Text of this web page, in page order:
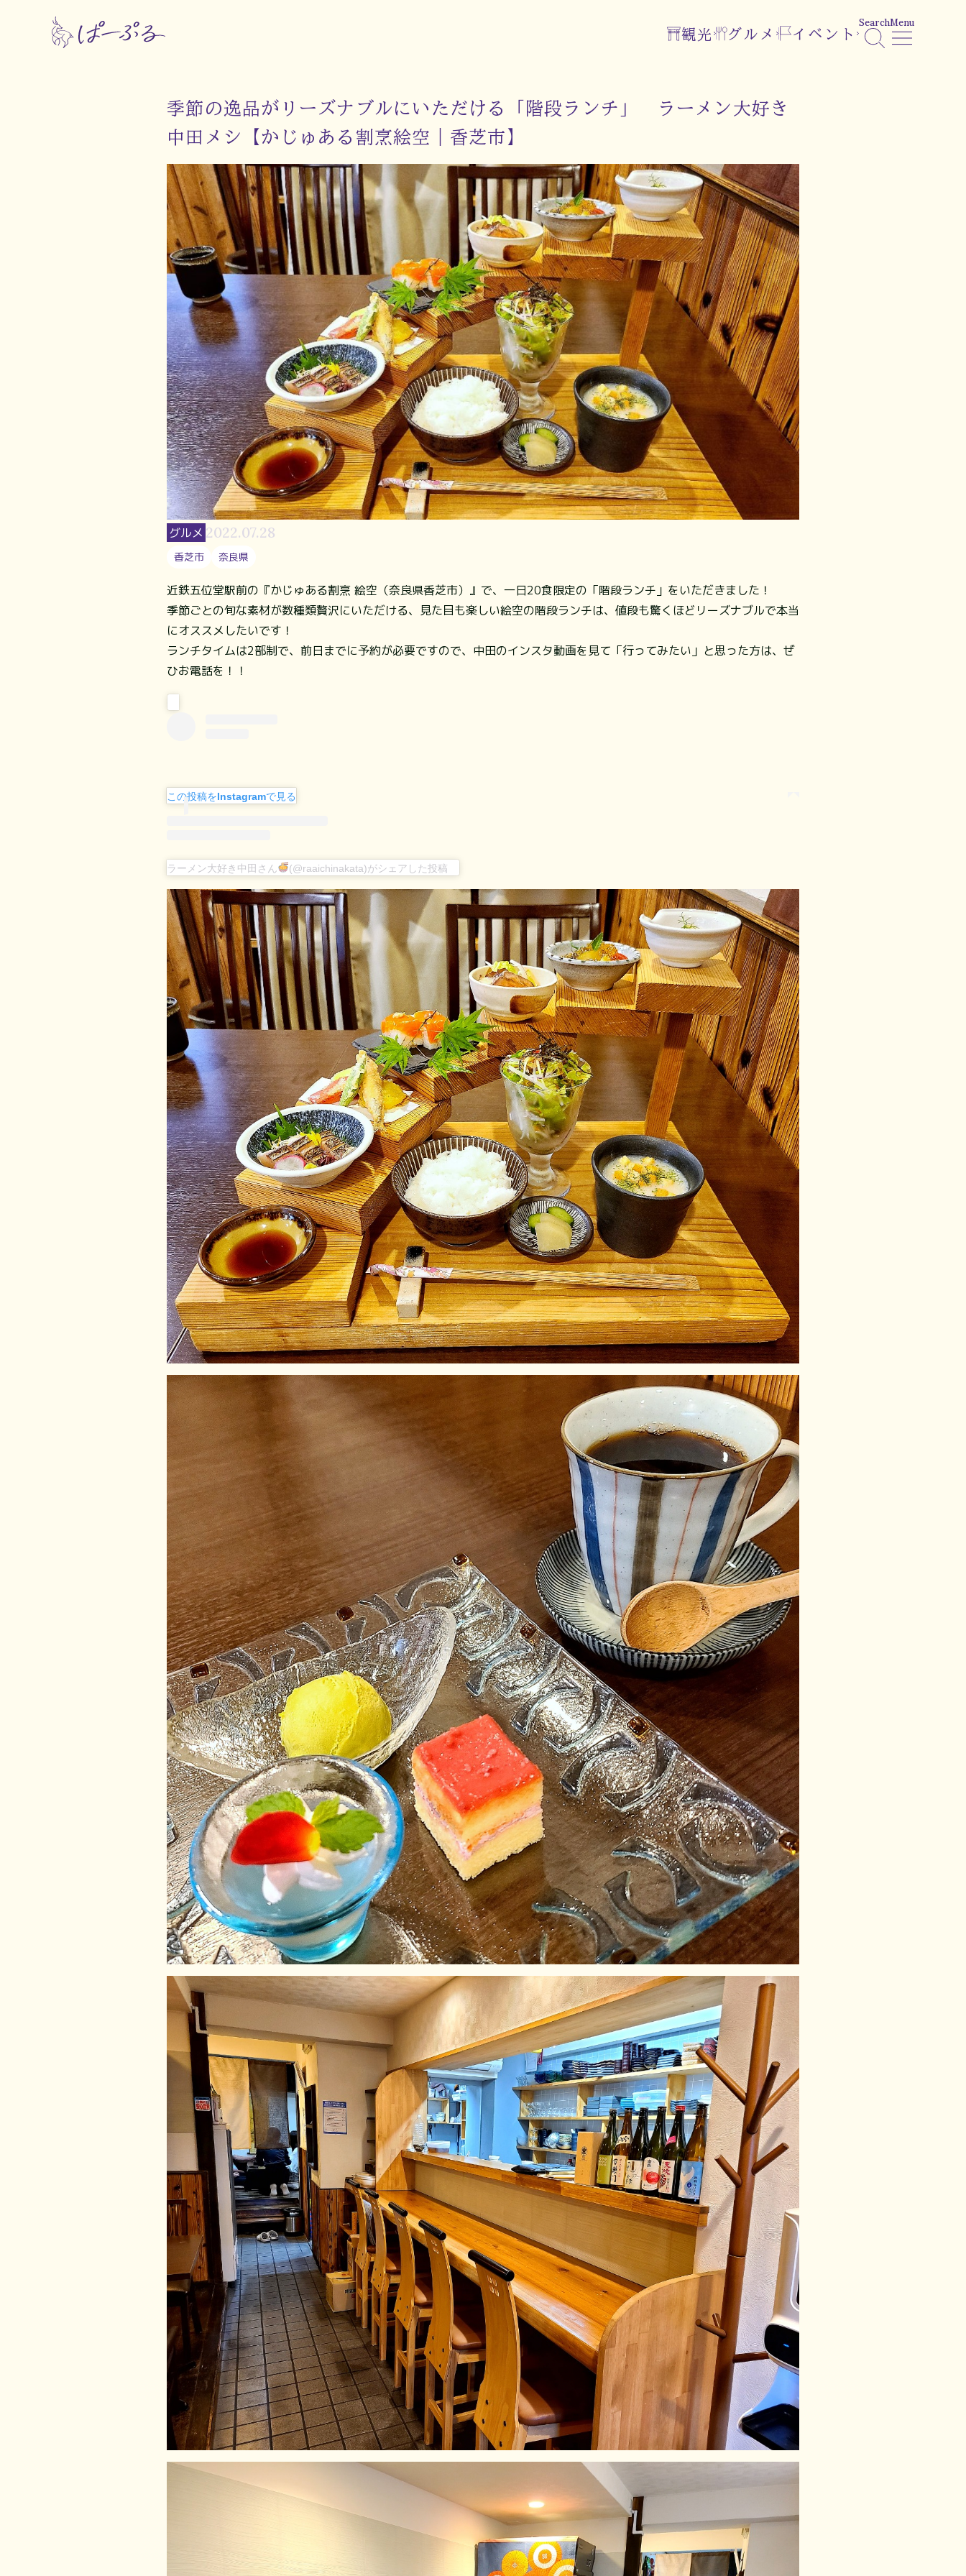
観光 グルメ イベント
SearchMenu
季節の逸品がリーズナブルにいただける「階段ランチ」 ラーメン大好き
中田メシ【かじゅある割烹絵空｜香芝市】
グルメ 2022.07.28
香芝市 奈良県
近鉄五位堂駅前の『かじゅある割烹 絵空（奈良県香芝市）』で、一日20食限定の「階段ランチ」をいただきました！
季節ごとの旬な素材が数種類贅沢にいただける、見た目も楽しい絵空の階段ランチは、値段も驚くほどリーズナブルで本当
にオススメしたいです！
ランチタイムは2部制で、前日までに予約が必要ですので、中田のインスタ動画を見て「行ってみたい」と思った方は、ぜ
ひお電話を！！
この投稿をInstagramで見る
ラーメン大好き中田さん (@raaichinakata)がシェアした投稿